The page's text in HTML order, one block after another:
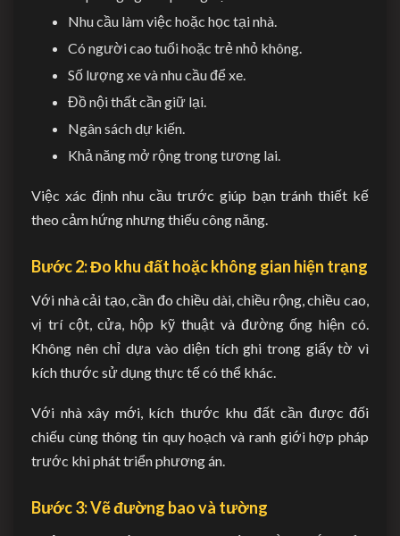
Nhu cầu làm việc hoặc học tại nhà.
Có người cao tuổi hoặc trẻ nhỏ không.
Số lượng xe và nhu cầu để xe.
Đồ nội thất cần giữ lại.
Ngân sách dự kiến.
Khả năng mở rộng trong tương lai.
Việc xác định nhu cầu trước giúp bạn tránh thiết kế
theo cảm hứng nhưng thiếu công năng.
Bước 2: Đo khu đất hoặc không gian hiện trạng
Với nhà cải tạo, cần đo chiều dài, chiều rộng, chiều cao,
vị trí cột, cửa, hộp kỹ thuật và đường ống hiện có.
Không nên chỉ dựa vào diện tích ghi trong giấy tờ vì
kích thước sử dụng thực tế có thể khác.
Với nhà xây mới, kích thước khu đất cần được đối
chiếu cùng thông tin quy hoạch và ranh giới hợp pháp
trước khi phát triển phương án.
Bước 3: Vẽ đường bao và tường